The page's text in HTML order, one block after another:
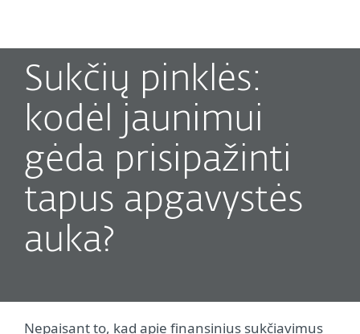
Sukčių pinklės:
kodėl jaunimui
gėda prisipažinti
tapus apgavystės
auka?
Nepaisant to, kad apie finansinius sukčiavimus